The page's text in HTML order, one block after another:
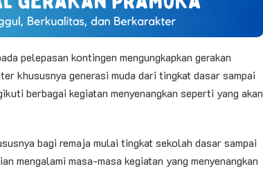
pelepasan kontingen mengungkapkan gerakan
khususnya generasi muda dari tingkat dasar sampai
berbagai kegiatan menyenangkan seperti yang akan
bagi remaja mulai tingkat sekolah dasar sampai
mengalami masa-masa kegiatan yang menyenangkan